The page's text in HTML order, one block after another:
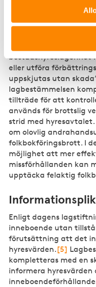
kontrollera
Idag har hyresvärden
bostadshyreslägenhet
eller utföra
uppskjutas utan
lagbestämmelsen
tillträde för att
används för brottslig
strid med
om olovlig
folkbokföringsbrott. I
möjlighet att mer
missförhållanden kan
upptäcka felaktig
Enligt dagens
inneboende utan
förutsättning att det
hyresvärden.[5]
kompletteras med en
informera hyresvärden